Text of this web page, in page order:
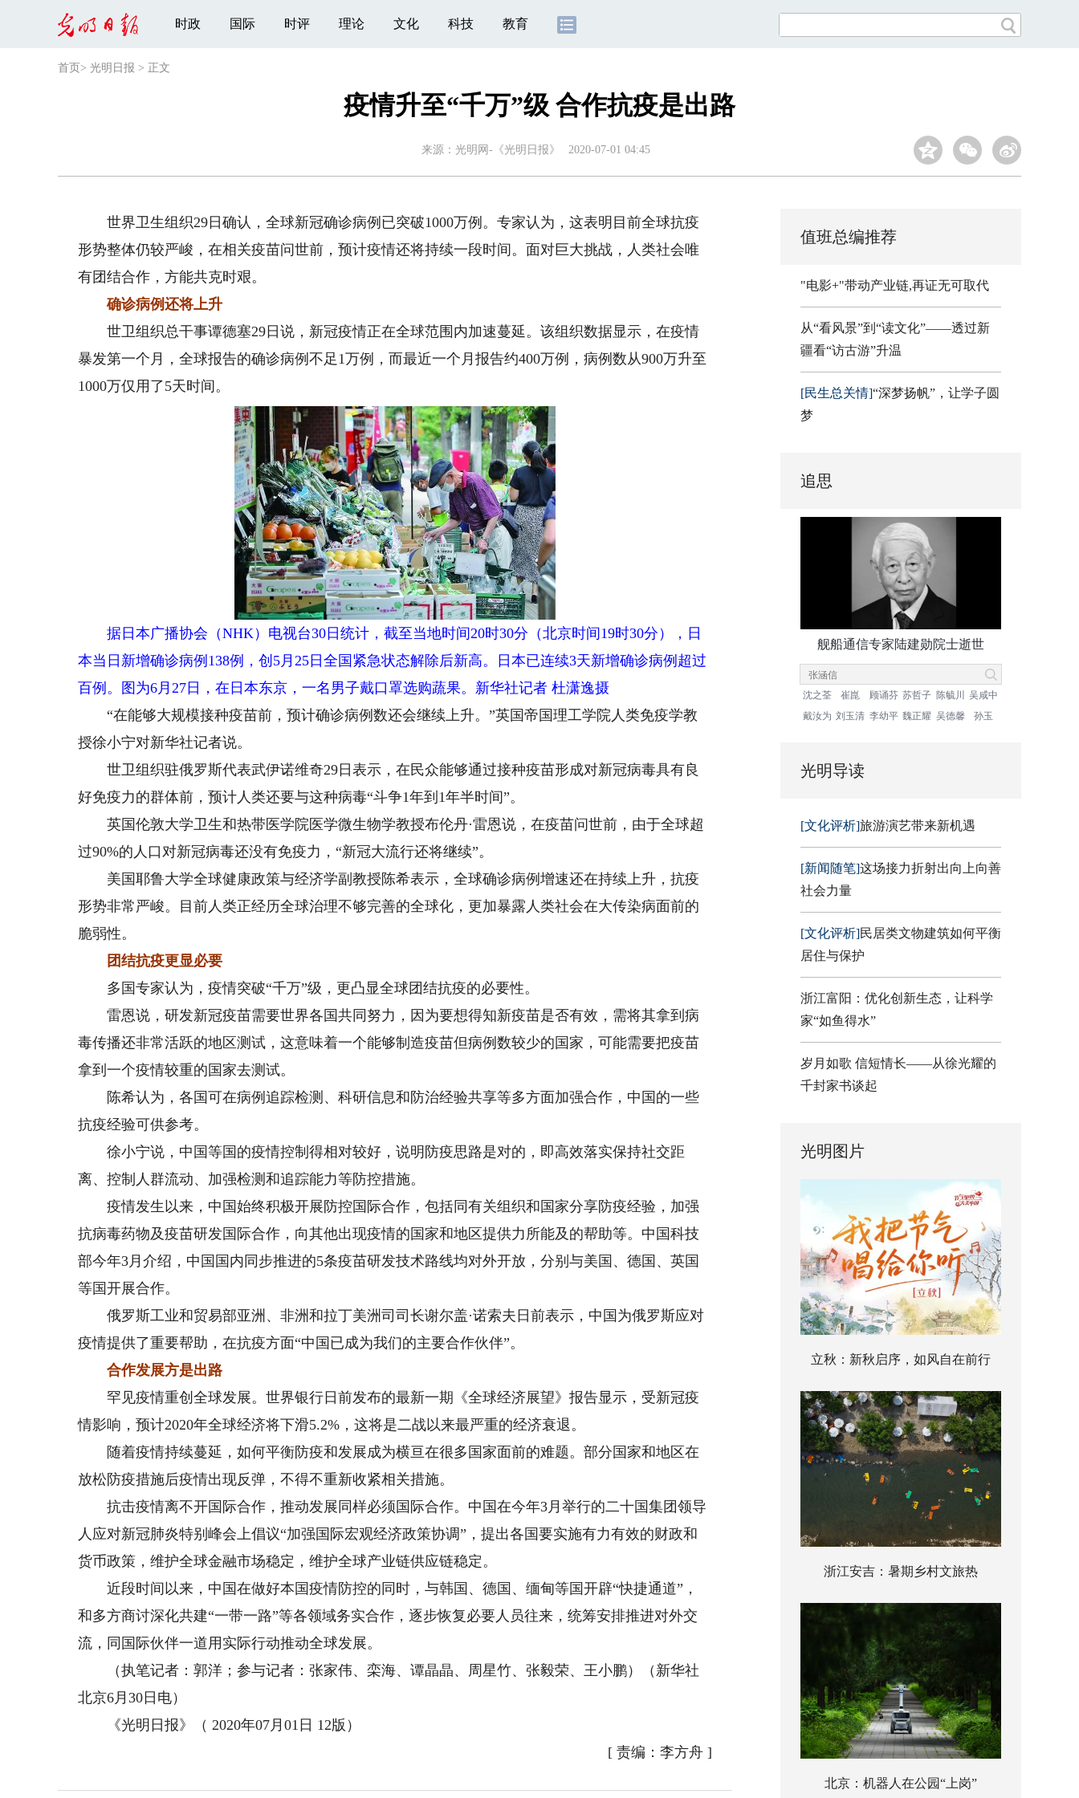
时政 国际 时评 理论 文化 科技 教育
首页 > 光明日报 > 正文
疫情升至“千万”级 合作抗疫是出路
来源： 光明网-《光明日报》 2020-07-01 04:45
世界卫生组织29日确认，全球新冠确诊病例已突破1000万例。专家认为，这表明目前全球抗疫
形势整体仍较严峻，在相关疫苗问世前，预计疫情还将持续一段时间。面对巨大挑战，人类社会唯
有团结合作，方能共克时艰。
确诊病例还将上升
世卫组织总干事谭德塞29日说，新冠疫情正在全球范围内加速蔓延。该组织数据显示，在疫情
暴发第一个月，全球报告的确诊病例不足1万例，而最近一个月报告约400万例，病例数从900万升至
1000万仅用了5天时间。
据日本广播协会（NHK）电视台30日统计，截至当地时间20时30分（北京时间19时30分），日
本当日新增确诊病例138例，创5月25日全国紧急状态解除后新高。日本已连续3天新增确诊病例超过
百例。图为6月27日，在日本东京，一名男子戴口罩选购蔬果。新华社记者 杜潇逸摄
“在能够大规模接种疫苗前，预计确诊病例数还会继续上升。”英国帝国理工学院人类免疫学教
授徐小宁对新华社记者说。
世卫组织驻俄罗斯代表武伊诺维奇29日表示，在民众能够通过接种疫苗形成对新冠病毒具有良
好免疫力的群体前，预计人类还要与这种病毒“斗争1年到1年半时间”。
英国伦敦大学卫生和热带医学院医学微生物学教授布伦丹·雷恩说，在疫苗问世前，由于全球超
过90%的人口对新冠病毒还没有免疫力，“新冠大流行还将继续”。
美国耶鲁大学全球健康政策与经济学副教授陈希表示，全球确诊病例增速还在持续上升，抗疫
形势非常严峻。目前人类正经历全球治理不够完善的全球化，更加暴露人类社会在大传染病面前的
脆弱性。
团结抗疫更显必要
多国专家认为，疫情突破“千万”级，更凸显全球团结抗疫的必要性。
雷恩说，研发新冠疫苗需要世界各国共同努力，因为要想得知新疫苗是否有效，需将其拿到病
毒传播还非常活跃的地区测试，这意味着一个能够制造疫苗但病例数较少的国家，可能需要把疫苗
拿到一个疫情较重的国家去测试。
陈希认为，各国可在病例追踪检测、科研信息和防治经验共享等多方面加强合作，中国的一些
抗疫经验可供参考。
徐小宁说，中国等国的疫情控制得相对较好，说明防疫思路是对的，即高效落实保持社交距
离、控制人群流动、加强检测和追踪能力等防控措施。
疫情发生以来，中国始终积极开展防控国际合作，包括同有关组织和国家分享防疫经验，加强
抗病毒药物及疫苗研发国际合作，向其他出现疫情的国家和地区提供力所能及的帮助等。中国科技
部今年3月介绍，中国国内同步推进的5条疫苗研发技术路线均对外开放，分别与美国、德国、英国
等国开展合作。
俄罗斯工业和贸易部亚洲、非洲和拉丁美洲司司长谢尔盖·诺索夫日前表示，中国为俄罗斯应对
疫情提供了重要帮助，在抗疫方面“中国已成为我们的主要合作伙伴”。
合作发展方是出路
罕见疫情重创全球发展。世界银行日前发布的最新一期《全球经济展望》报告显示，受新冠疫
情影响，预计2020年全球经济将下滑5.2%，这将是二战以来最严重的经济衰退。
随着疫情持续蔓延，如何平衡防疫和发展成为横亘在很多国家面前的难题。部分国家和地区在
放松防疫措施后疫情出现反弹，不得不重新收紧相关措施。
抗击疫情离不开国际合作，推动发展同样必须国际合作。中国在今年3月举行的二十国集团领导
人应对新冠肺炎特别峰会上倡议“加强国际宏观经济政策协调”，提出各国要实施有力有效的财政和
货币政策，维护全球金融市场稳定，维护全球产业链供应链稳定。
近段时间以来，中国在做好本国疫情防控的同时，与韩国、德国、缅甸等国开辟“快捷通道”，
和多方商讨深化共建“一带一路”等各领域务实合作，逐步恢复必要人员往来，统筹安排推进对外交
流，同国际伙伴一道用实际行动推动全球发展。
（执笔记者：郭洋；参与记者：张家伟、栾海、谭晶晶、周星竹、张毅荣、王小鹏）（新华社
北京6月30日电）
《光明日报》（ 2020年07月01日 12版）
[ 责编：李方舟]
值班总编推荐
"电影+"带动产业链,再证无可取代
从“看风景”到“读文化”——透过新
疆看“访古游”升温
[民生总关情]“深梦扬帆”，让学子圆
梦
追思
舰船通信专家陆建勋院士逝世
沈之荃 崔崑 顾诵芬 苏哲子 陈毓川
吴咸中
戴汝为 刘玉清 李幼平 魏正耀 吴德馨 孙玉
光明导读
[文化评析]旅游演艺带来新机遇
[新闻随笔]这场接力折射出向上向善
社会力量
[文化评析]民居类文物建筑如何平衡
居住与保护
浙江富阳：优化创新生态，让科学
家“如鱼得水”
岁月如歌 信短情长——从徐光耀的
千封家书谈起
光明图片
立秋：新秋启序，如风自在前行
浙江安吉：暑期乡村文旅热
北京：机器人在公园“上岗”